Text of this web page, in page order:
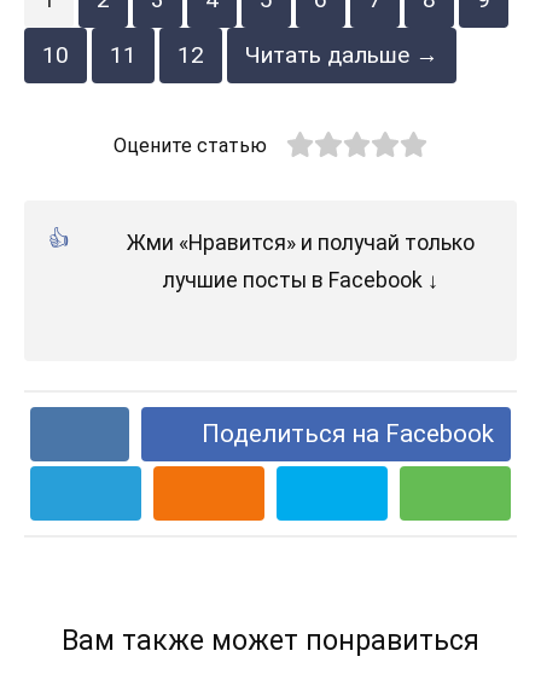
10
11 12 Читать дальше →
Оцените статью
Жми «Нравится» и получай только
лучшие посты в Facebook ↓
Поделиться на Facebook
Вам также может понравиться